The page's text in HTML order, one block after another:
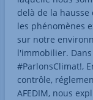
delà de la
les phénomènes
sur notre
l'immobilier.
#ParlonsClimat!,
contrôle,
AFEDIM, nous